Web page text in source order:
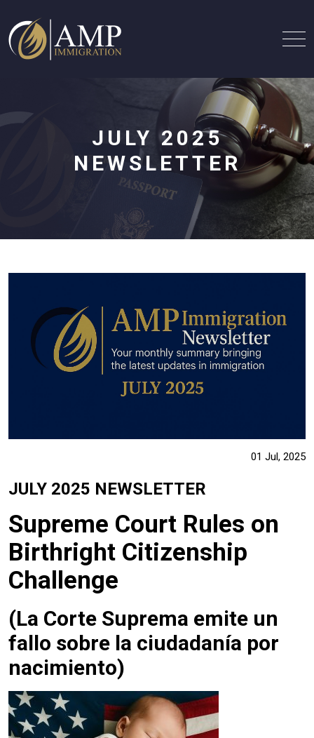
JULY 2025
NEWSLETTER
01 Jul, 2025
JULY 2025 NEWSLETTER
Supreme Court Rules on
Birthright Citizenship
Challenge
(La Corte Suprema emite un
fallo sobre la ciudadanía por
nacimiento)